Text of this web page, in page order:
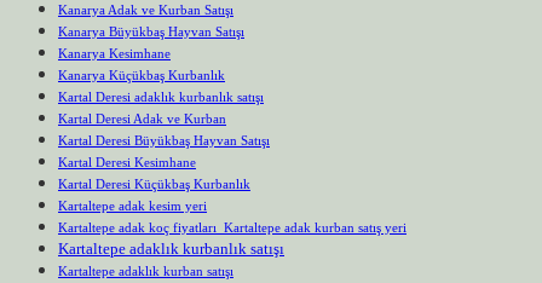
Kanarya Adak ve Kurban Satışı
Kanarya Büyükbaş Hayvan Satışı
Kanarya Kesimhane
Kanarya Küçükbaş Kurbanlık
Kartal Deresi adaklık kurbanlık satışı
Kartal Deresi Adak ve Kurban
Kartal Deresi Büyükbaş Hayvan Satışı
Kartal Deresi Kesimhane
Kartal Deresi Küçükbaş Kurbanlık
Kartaltepe adak kesim yeri
Kartaltepe adak koç fiyatları Kartaltepe adak kurban satış yeri
Kartaltepe adaklık kurbanlık satışı
Kartaltepe adaklık kurban satışı